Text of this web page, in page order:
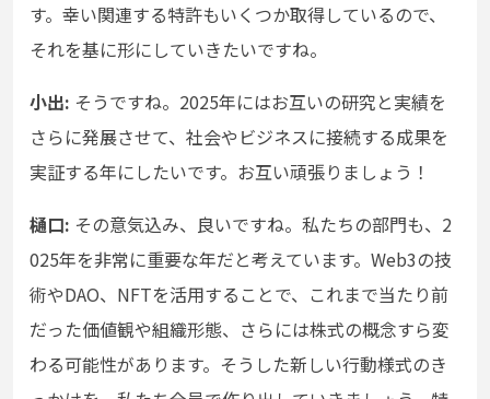
す。幸い関連する特許もいくつか取得しているので、
それを基に形にしていきたいですね。
小出: そうですね。2025年にはお互いの研究と実績を
さらに発展させて、社会やビジネスに接続する成果を
実証する年にしたいです。お互い頑張りましょう！
樋口: その意気込み、良いですね。私たちの部門も、2
025年を非常に重要な年だと考えています。Web3の技
術やDAO、NFTを活用することで、これまで当たり前
だった価値観や組織形態、さらには株式の概念すら変
わる可能性があります。そうした新しい行動様式のき